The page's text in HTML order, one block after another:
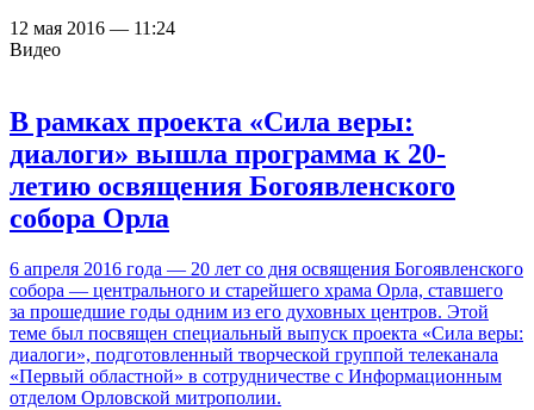
12 мая 2016 — 11:24
Видео
В рамках проекта «Сила веры:
диалоги» вышла программа к 20-
летию освящения Богоявленского
собора Орла
6 апреля 2016 года — 20 лет со дня освящения Богоявленского
собора — центрального и старейшего храма Орла, ставшего
за прошедшие годы одним из его духовных центров. Этой
теме был посвящен специальный выпуск проекта «Сила веры:
диалоги», подготовленный творческой группой телеканала
«Первый областной» в сотрудничестве с Информационным
отделом Орловской митрополии.